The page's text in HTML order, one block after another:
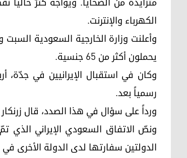
الكهرباء والإنترنت.
يحملون أكثر من 65 جنسية.
وكان في استقبال الإيرانيين في جدّة،
رسمياً بعد.
ورداً على سؤال في هذا الصدد، قال
ونصّ الاتفاق السعودي الإيراني الذي
الدولتين سفارتها لدى الدولة الأخرى